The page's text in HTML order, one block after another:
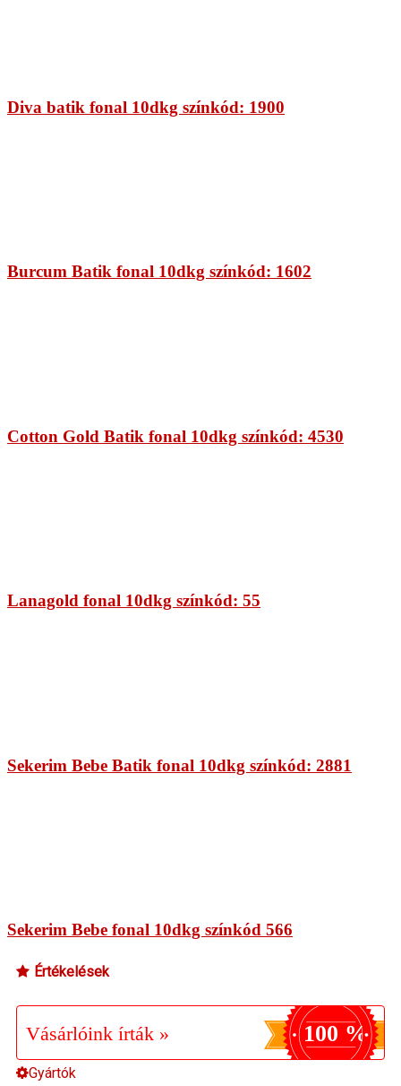
Diva batik fonal 10dkg színkód: 1900
Burcum Batik fonal 10dkg színkód: 1602
Cotton Gold Batik fonal 10dkg színkód: 4530
Lanagold fonal 10dkg színkód: 55
Sekerim Bebe Batik fonal 10dkg színkód: 2881
Sekerim Bebe fonal 10dkg színkód 566
Értékelések
Vásárlóink írták » 100 %
Gyártók